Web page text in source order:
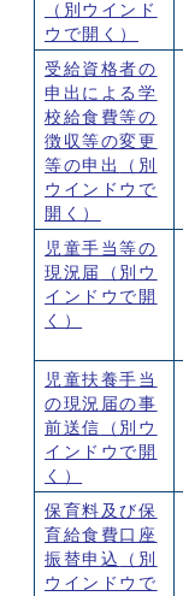
（別ウインド
ウで開く）
受給資格者の
申出による学
校給食費等の
徴収等の変更
等の申出
（別
ウインドウで
開く）
児童手当等の
現況届
（別ウ
インドウで開
く）
児童扶養手当
の現況届の事
前送信
（別ウ
インドウで開
く）
保育料及び保
育給食費口座
振替申込
（別
ウインドウで